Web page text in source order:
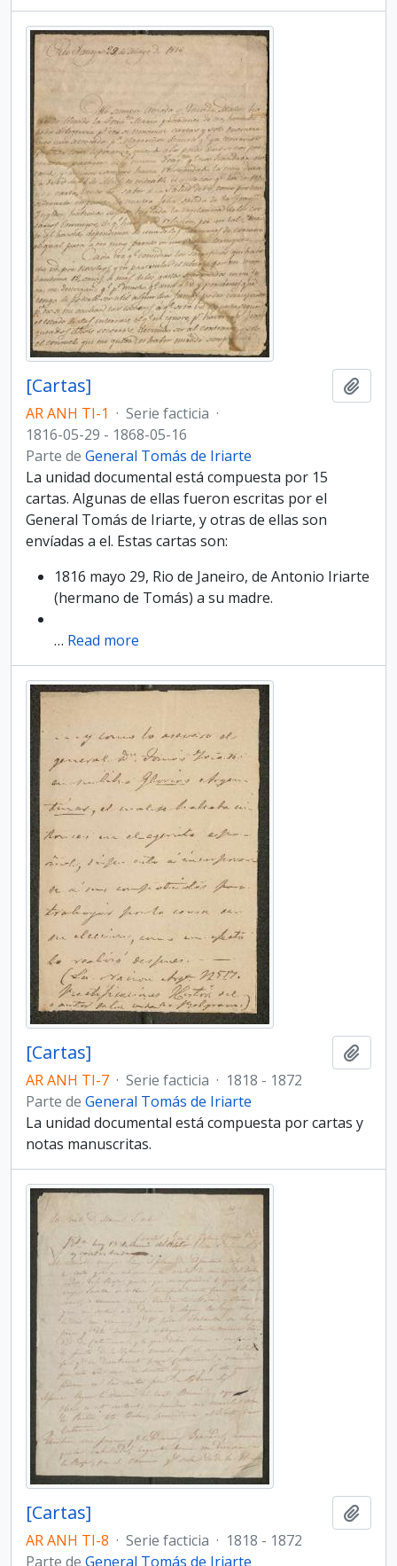
[Cartas]
AR ANH TI-1 · Serie facticia ·
1816-05-29 - 1868-05-16
Parte de General Tomás de Iriarte
La unidad documental está compuesta por 15
cartas. Algunas de ellas fueron escritas por el
General Tomás de Iriarte, y otras de ellas son
envíadas a el. Estas cartas son:
1816 mayo 29, Rio de Janeiro, de Antonio Iriarte
(hermano de Tomás) a su madre.
… Read more
[Cartas]
AR ANH TI-7 · Serie facticia · 1818 - 1872
Parte de General Tomás de Iriarte
La unidad documental está compuesta por cartas y
notas manuscritas.
[Cartas]
AR ANH TI-8 · Serie facticia · 1818 - 1872
Parte de General Tomás de Iriarte